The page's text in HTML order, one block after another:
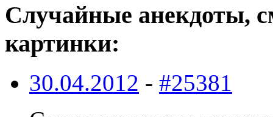
Случайные анекдоты,
картинки:
30.04.2012 - #25381